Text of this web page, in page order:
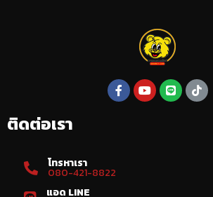
ติดต่อเรา
โทรหาเรา
080-421-8822
แอด LINE